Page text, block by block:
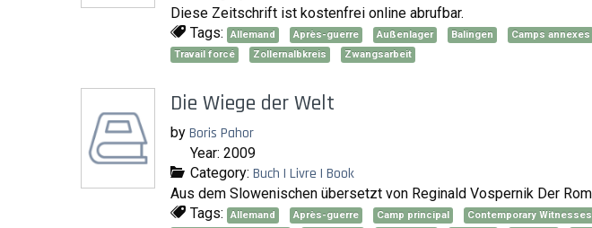
Diese Zeitschrift ist kostenfrei online abrufbar.
Tags:
Allemand Après-guerre Außenlager Balingen Camps annexes
Travail forcé
Zollernalbkreis Zwangsarbeit
Die Wiege der Welt
by Boris Pahor
Year: 2009
Category: Buch | Livre | Book
Aus dem Slowenischen übersetzt von Reginald Vospernik Der
Tags:
Allemand Après-guerre Camp principal Contemporary Witnesses